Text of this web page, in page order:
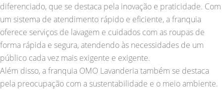
diferenciado, que se destaca pela inovação e praticidade. Com
um sistema de atendimento rápido e eficiente, a franquia
oferece serviços de lavagem e cuidados com as roupas de
forma rápida e segura, atendendo às necessidades de um
público cada vez mais exigente e exigente.
Além disso, a franquia OMO Lavanderia também se destaca
pela preocupação com a sustentabilidade e o meio ambiente.